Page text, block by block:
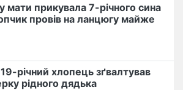
мати прикувала 7-річного сина
провів на ланцюгу майже
річний хлопець​ ️зґвалтував
рідного дядька